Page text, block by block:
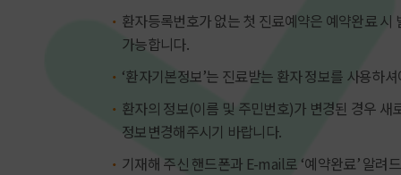
환자등록번호가 없는 첫 진료예약은 예약완료
가능합니다.
‘환자기본정보’는 진료받는 환자 정보를 사용하
환자의 정보(이름 및 주민번호)가 변경된 경우
정보변경해주시기 바랍니다.
기재해 주신 핸드폰과 E-mail로 ‘예약완료’ 알려